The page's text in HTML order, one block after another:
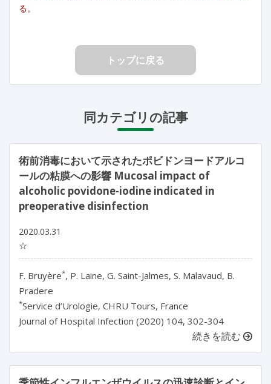
る。
トップに戻る
同カテゴリの記事
術前消毒において示されたポビドンヨードアルコ
ールの粘膜への影響 Mucosal impact of
alcoholic povidone-iodine indicated in
preoperative disinfection
2020.03.31
☆
F. Bruyère*, P. Laine, G. Saint-Jalmes, S. Malavaud, B.
Pradere
*Service d’Urologie, CHRU Tours, France
Journal of Hospital Infection (2020) 104, 302-304
続きを読む